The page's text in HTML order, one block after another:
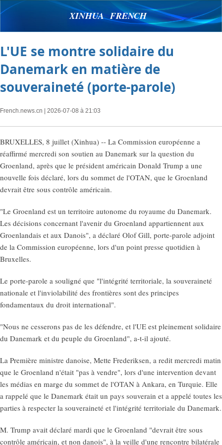
XINHUA FRENCH
L'UE se montre solidaire du
Danemark en matière de
souveraineté (porte-parole)
French.news.cn | 2026-07-08 à 21:03
BRUXELLES, 8 juillet (Xinhua) -- La Commission européenne a
réaffirmé mercredi son soutien au Danemark sur la question du
Groenland, après que le président américain Donald Trump a une
nouvelle fois déclaré, lors du sommet de l'OTAN, que le Groenland
devrait être sous contrôle américain.
"Le Groenland est un territoire autonome du royaume du Danemark.
Les décisions concernant l'avenir du Groenland appartiennent aux
Groenlandais et aux Danois", a déclaré Olof Gill, porte-parole adjoint
de la Commission européenne, lors d'un point presse quotidien à
Bruxelles.
Le porte-parole a souligné que "l'intégrité territoriale, la souveraineté
nationale et l'inviolabilité des frontières sont des principes
fondamentaux du droit international".
"Nous ne cesserons pas de les défendre, et l'UE est pleinement solidaire
du Danemark et du peuple du Groenland", a-t-il ajouté.
La Première ministre danoise, Mette Frederiksen, a redit mercredi matin
que le Groenland n'était "pas à vendre", lors d'une intervention devant
les médias en marge du sommet de l'OTAN à Ankara, en Turquie. Elle
a rappelé que le Danemark était un pays souverain et a appelé toutes les
parties à respecter la souveraineté et l'intégrité territoriale du Danemark.
M. Trump avait déclaré mardi que le Groenland "devrait être sous
contrôle américain, et non danois", à la veille d'une rencontre bilatérale